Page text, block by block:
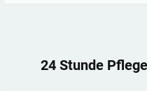
24 Stunde Pflege